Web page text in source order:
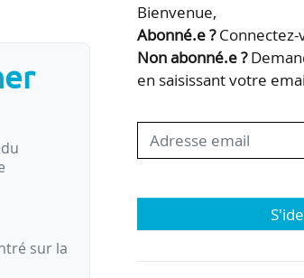
fin 2025, nous ne serons plus à
sur la
Bienvenue,
Abonné.e ?Connectez-
Non abonné.e ?
en saisissant votre